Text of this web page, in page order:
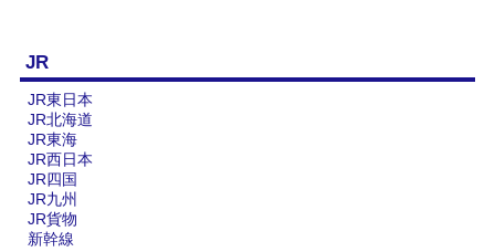
JR
JR東日本
JR北海道
JR東海
JR西日本
JR四国
JR九州
JR貨物
新幹線